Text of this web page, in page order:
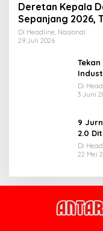
Deretan Kepala
Sepanjang 2026,
Widiyantoro
Di Headline, Nasional
29 Juli 2026
Di
3 Juni
9
2.0
dan
Di
22 Mei